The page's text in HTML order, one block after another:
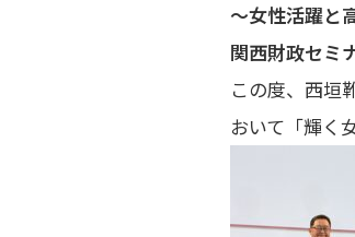
～女性活躍と
関西財政セミ
この度、西垣
おいて「輝く